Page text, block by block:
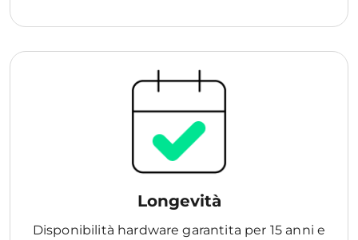
Longevità
Disponibilità hardware garantita per 15 anni e